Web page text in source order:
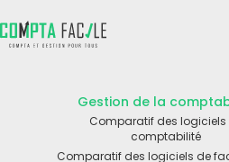
Gestion de la
Comparatif des logiciels
comptabilité
Comparatif des logiciels de